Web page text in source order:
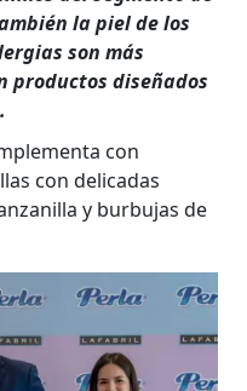
la piel de los
son más
productos diseñados
con
con delicadas
y burbujas de